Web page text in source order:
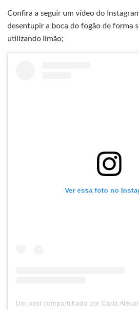
Confira a seguir um vídeo do
desentupir a boca do fogão de forma
utilizando limão;
Ver essa foto no